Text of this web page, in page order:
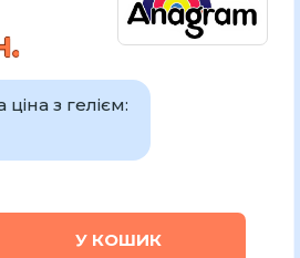
з гелієм:
У КОШИК